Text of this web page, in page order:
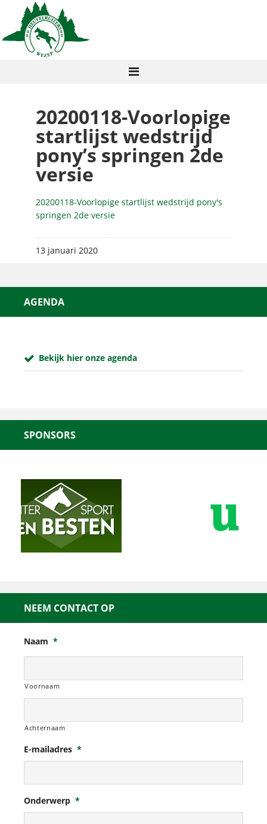
20200118-Voorlopige
startlijst wedstrijd
pony’s springen 2de
versie
20200118-Voorlopige startlijst wedstrijd pony's
springen 2de versie
13 januari 2020
AGENDA
Bekijk hier onze agenda
SPONSORS
NEEM CONTACT OP
Naam *
Voornaam
Achternaam
E-mailadres *
Onderwerp *